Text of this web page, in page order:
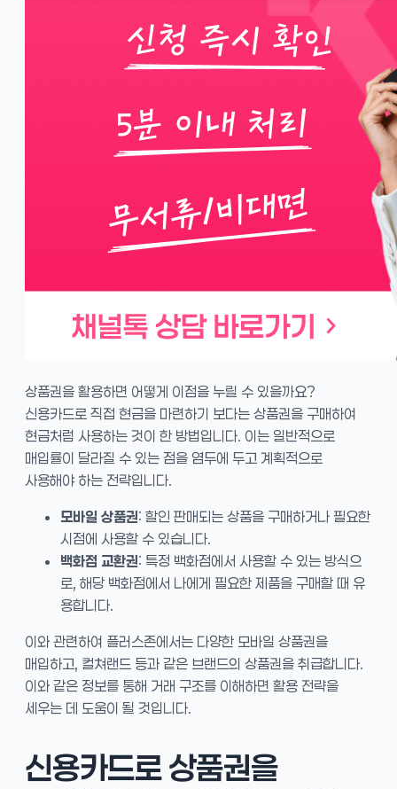
상품권을 활용하면 어떻게 이점을 누릴 수 있을까요?
신용카드로 직접 현금을 마련하기 보다는 상품권을 구매하여
현금처럼 사용하는 것이 한 방법입니다. 이는 일반적으로
매입률이 달라질 수 있는 점을 염두에 두고 계획적으로
사용해야 하는 전략입니다.
모바일 상품권: 할인 판매되는 상품을 구매하거나 필요한
시점에 사용할 수 있습니다.
백화점 교환권: 특정 백화점에서 사용할 수 있는 방식으
로, 해당 백화점에서 나에게 필요한 제품을 구매할 때 유
용합니다.
이와 관련하여 플러스존에서는 다양한 모바일 상품권을
매입하고, 컬쳐랜드 등과 같은 브랜드의 상품권을 취급합니다.
이와 같은 정보를 통해 거래 구조를 이해하면 활용 전략을
세우는 데 도움이 될 것입니다.
신용카드로 상품권을